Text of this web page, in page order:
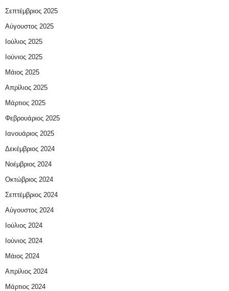
Σεπτέμβριος 2025
Αύγουστος 2025
Ιούλιος 2025
Ιούνιος 2025
Μάιος 2025
Απρίλιος 2025
Μάρτιος 2025
Φεβρουάριος 2025
Ιανουάριος 2025
Δεκέμβριος 2024
Νοέμβριος 2024
Οκτώβριος 2024
Σεπτέμβριος 2024
Αύγουστος 2024
Ιούλιος 2024
Ιούνιος 2024
Μάιος 2024
Απρίλιος 2024
Μάρτιος 2024